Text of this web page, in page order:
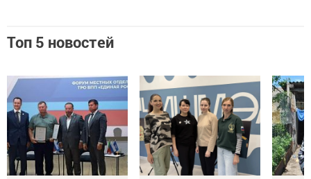
Топ 5 новостей